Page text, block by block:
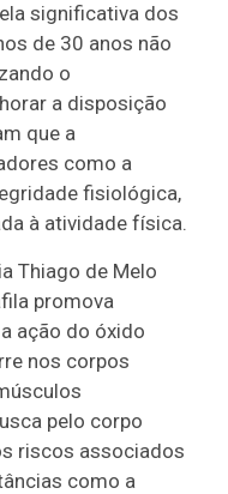
significativa dos
de 30 anos não
o
a disposição
que a
como a
fisiológica,
à atividade física.
Thiago de Melo
promova
ação do óxido
nos corpos
pelo corpo
riscos associados
como a